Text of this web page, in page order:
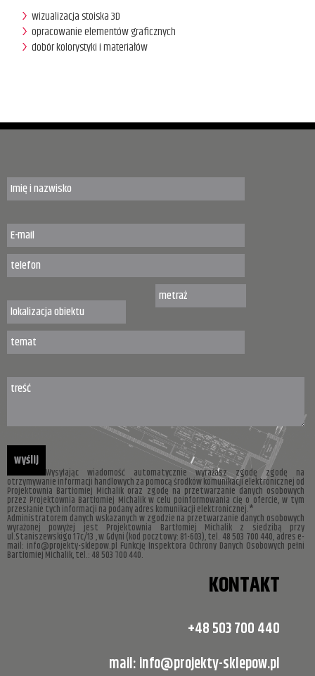
wizualizacja stoiska 3D
opracowanie elementów graficznych
dobór kolorystyki i materiałów
Wysyłając wiadomość automatycznie wyrażasz zgodę zgodę na
otrzymywanie informacji handlowych za pomocą środków komunikacji elektronicznej od
Projektownia Bartłomiej Michalik oraz zgodę na przetwarzanie danych osobowych
przez Projektownia Bartłomiej Michalik w celu poinformowania cię o ofercie, w tym
przesłanie tych informacji na podany adres komunikacji elektronicznej.*
Administratorem danych wskazanych w zgodzie na przetwarzanie danych osobowych
wyrażonej powyżej jest Projektownia Bartłomiej Michalik z siedzibą przy
ul.Staniszewskigo 17c/13 , w Gdyni (kod pocztowy: 81-603), tel. 48 503 700 440, adres e-
mail: info@projekty-sklepow.pl Funkcję Inspektora Ochrony Danych Osobowych pełni
Bartłomiej Michalik, tel.: 48 503 700 440.
KONTAKT
+48 503 700 440
mail:info@projekty-sklepow.pl